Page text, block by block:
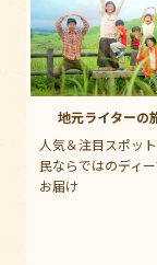
地元ライターの
人気＆注目スポッ
民ならではのディ
お届け